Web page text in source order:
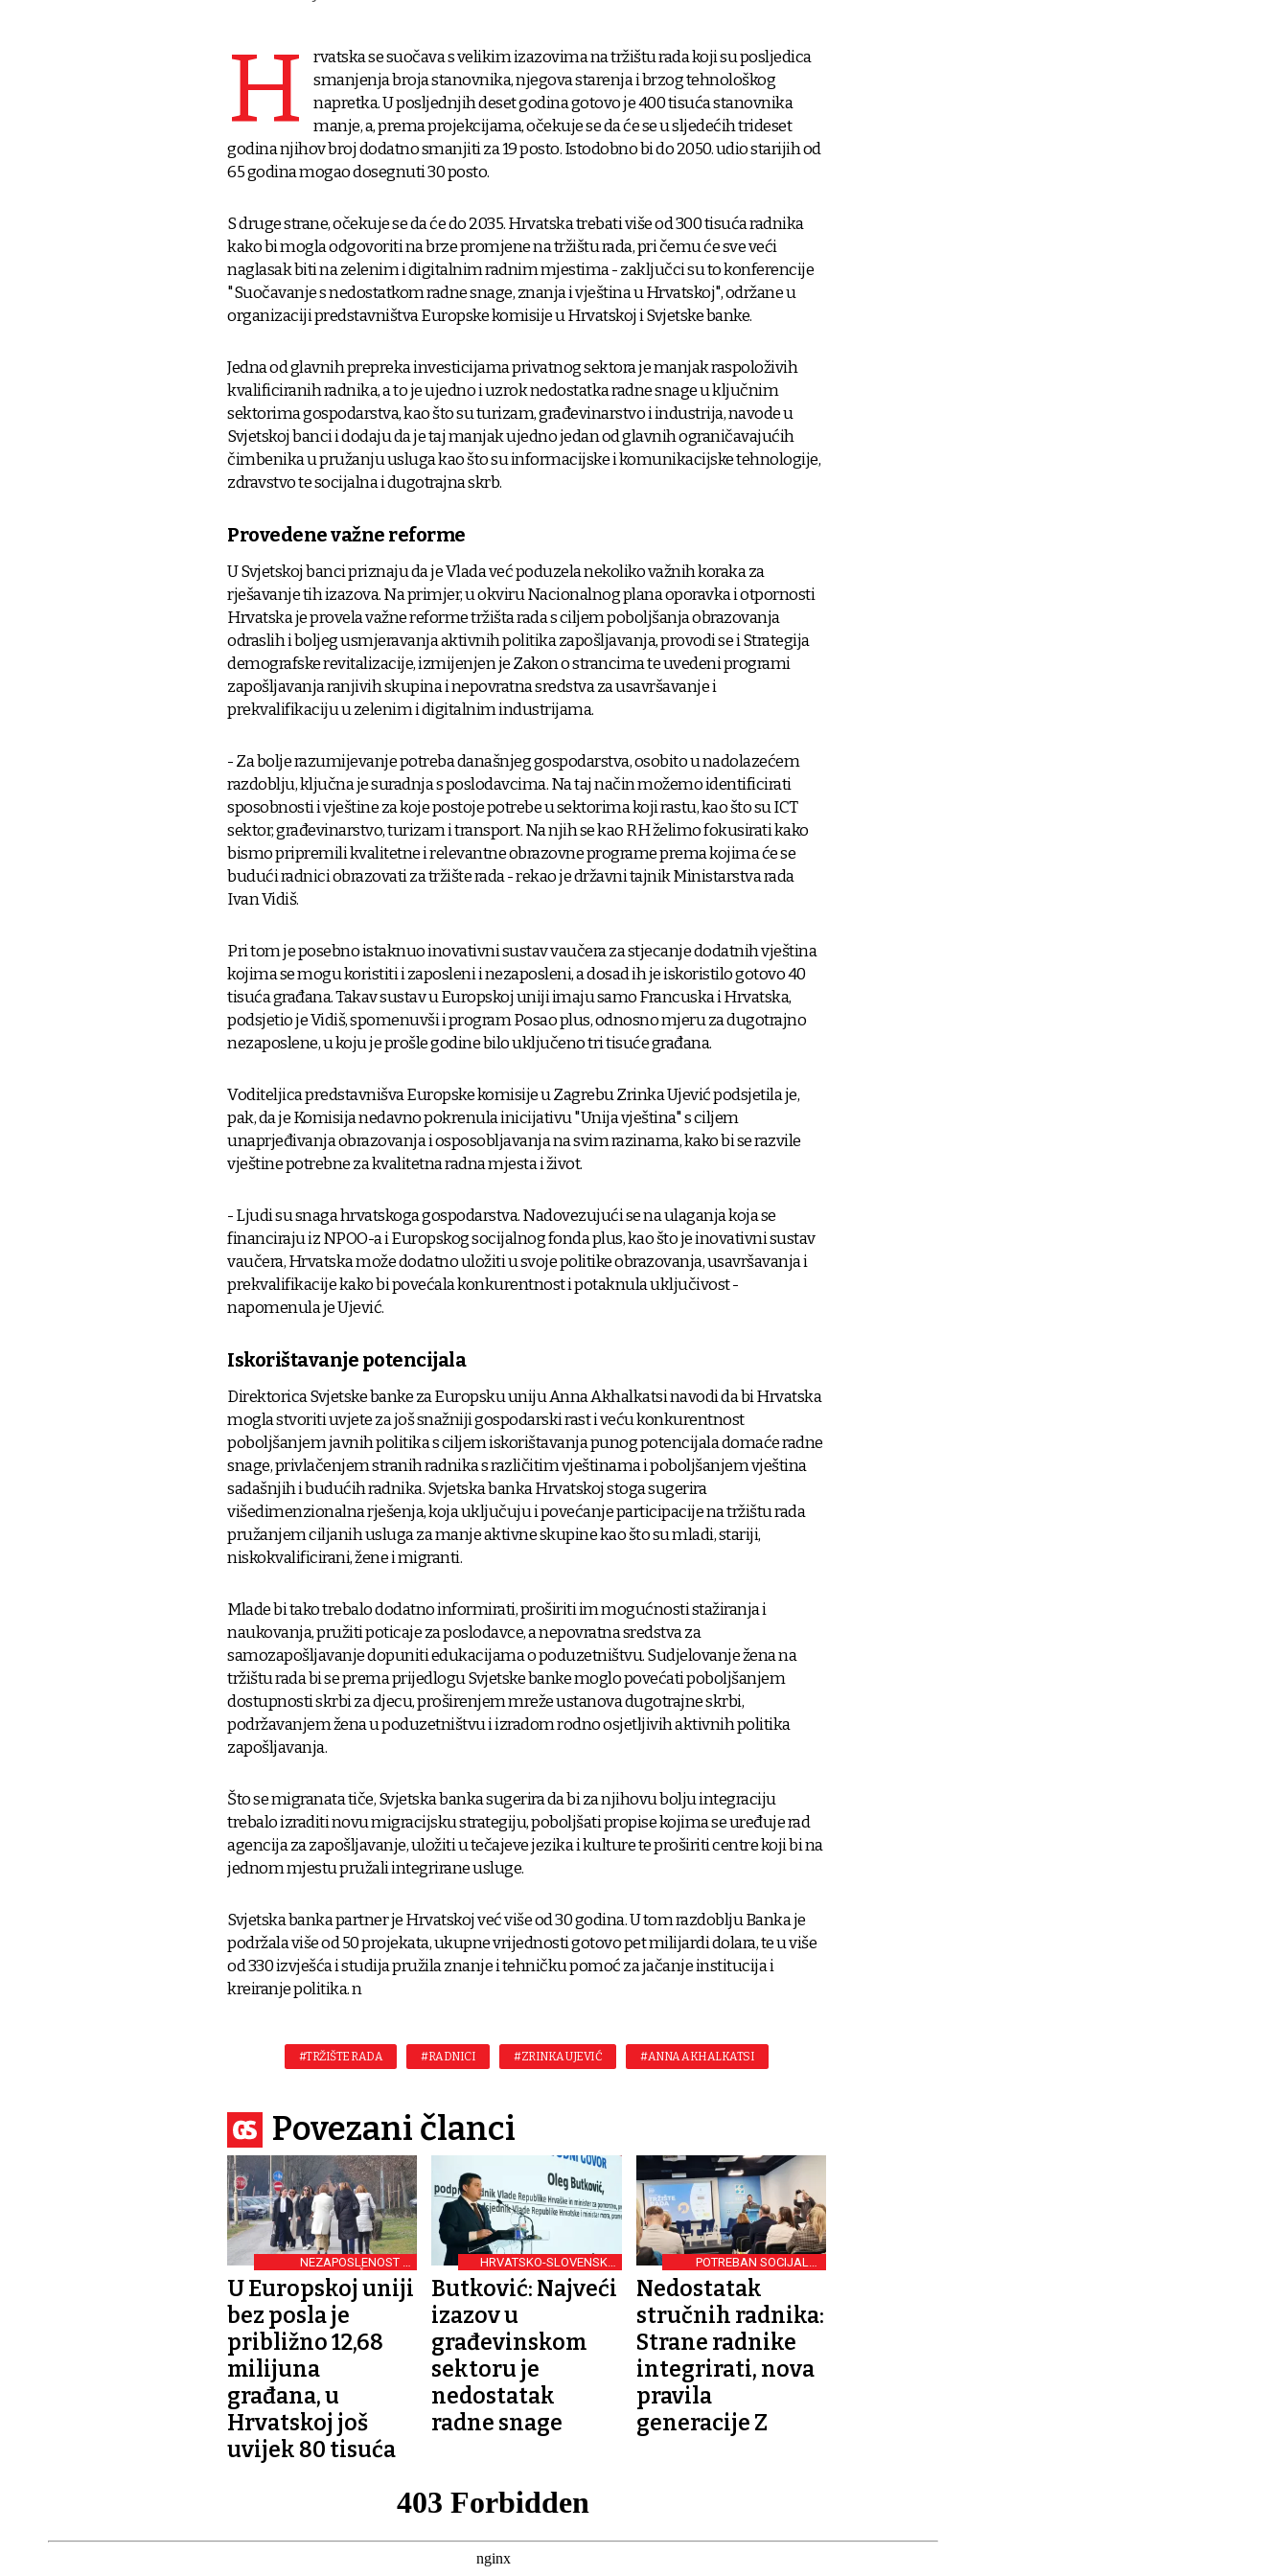
H
rvatska se suočava s velikim izazovima na tržištu rada koji su posljedica
smanjenja broja stanovnika, njegova starenja i brzog tehnološkog
napretka. U posljednjih deset godina gotovo je 400 tisuća stanovnika
manje, a, prema projekcijama, očekuje se da će se u sljedećih trideset
godina njihov broj dodatno smanjiti za 19 posto. Istodobno bi do 2050. udio starijih od
65 godina mogao dosegnuti 30 posto.
S druge strane, očekuje se da će do 2035. Hrvatska trebati više od 300 tisuća radnika
kako bi mogla odgovoriti na brze promjene na tržištu rada, pri čemu će sve veći
naglasak biti na zelenim i digitalnim radnim mjestima - zaključci su to konferencije
"Suočavanje s nedostatkom radne snage, znanja i vještina u Hrvatskoj", održane u
organizaciji predstavništva Europske komisije u Hrvatskoj i Svjetske banke.
Jedna od glavnih prepreka investicijama privatnog sektora je manjak raspoloživih
kvalificiranih radnika, a to je ujedno i uzrok nedostatka radne snage u ključnim
sektorima gospodarstva, kao što su turizam, građevinarstvo i industrija, navode u
Svjetskoj banci i dodaju da je taj manjak ujedno jedan od glavnih ograničavajućih
čimbenika u pružanju usluga kao što su informacijske i komunikacijske tehnologije,
zdravstvo te socijalna i dugotrajna skrb.
Provedene važne reforme
U Svjetskoj banci priznaju da je Vlada već poduzela nekoliko važnih koraka za
rješavanje tih izazova. Na primjer, u okviru Nacionalnog plana oporavka i otpornosti
Hrvatska je provela važne reforme tržišta rada s ciljem poboljšanja obrazovanja
odraslih i boljeg usmjeravanja aktivnih politika zapošljavanja, provodi se i Strategija
demografske revitalizacije, izmijenjen je Zakon o strancima te uvedeni programi
zapošljavanja ranjivih skupina i nepovratna sredstva za usavršavanje i
prekvalifikaciju u zelenim i digitalnim industrijama.
- Za bolje razumijevanje potreba današnjeg gospodarstva, osobito u nadolazećem
razdoblju, ključna je suradnja s poslodavcima. Na taj način možemo identificirati
sposobnosti i vještine za koje postoje potrebe u sektorima koji rastu, kao što su ICT
sektor, građevinarstvo, turizam i transport. Na njih se kao RH želimo fokusirati kako
bismo pripremili kvalitetne i relevantne obrazovne programe prema kojima će se
budući radnici obrazovati za tržište rada - rekao je državni tajnik Ministarstva rada
Ivan Vidiš.
Pri tom je posebno istaknuo inovativni sustav vaučera za stjecanje dodatnih vještina
kojima se mogu koristiti i zaposleni i nezaposleni, a dosad ih je iskoristilo gotovo 40
tisuća građana. Takav sustav u Europskoj uniji imaju samo Francuska i Hrvatska,
podsjetio je Vidiš, spomenuvši i program Posao plus, odnosno mjeru za dugotrajno
nezaposlene, u koju je prošle godine bilo uključeno tri tisuće građana.
Voditeljica predstavnišva Europske komisije u Zagrebu Zrinka Ujević podsjetila je,
pak, da je Komisija nedavno pokrenula inicijativu "Unija vještina" s ciljem
unaprjeđivanja obrazovanja i osposobljavanja na svim razinama, kako bi se razvile
vještine potrebne za kvalitetna radna mjesta i život.
- Ljudi su snaga hrvatskoga gospodarstva. Nadovezujući se na ulaganja koja se
financiraju iz NPOO-a i Europskog socijalnog fonda plus, kao što je inovativni sustav
vaučera, Hrvatska može dodatno uložiti u svoje politike obrazovanja, usavršavanja i
prekvalifikacije kako bi povećala konkurentnost i potaknula uključivost -
napomenula je Ujević.
Iskorištavanje potencijala
Direktorica Svjetske banke za Europsku uniju Anna Akhalkatsi navodi da bi Hrvatska
mogla stvoriti uvjete za još snažniji gospodarski rast i veću konkurentnost
poboljšanjem javnih politika s ciljem iskorištavanja punog potencijala domaće radne
snage, privlačenjem stranih radnika s različitim vještinama i poboljšanjem vještina
sadašnjih i budućih radnika. Svjetska banka Hrvatskoj stoga sugerira
višedimenzionalna rješenja, koja uključuju i povećanje participacije na tržištu rada
pružanjem ciljanih usluga za manje aktivne skupine kao što su mladi, stariji,
niskokvalificirani, žene i migranti.
Mlade bi tako trebalo dodatno informirati, proširiti im mogućnosti stažiranja i
naukovanja, pružiti poticaje za poslodavce, a nepovratna sredstva za
samozapošljavanje dopuniti edukacijama o poduzetništvu. Sudjelovanje žena na
tržištu rada bi se prema prijedlogu Svjetske banke moglo povećati poboljšanjem
dostupnosti skrbi za djecu, proširenjem mreže ustanova dugotrajne skrbi,
podržavanjem žena u poduzetništvu i izradom rodno osjetljivih aktivnih politika
zapošljavanja.
Što se migranata tiče, Svjetska banka sugerira da bi za njihovu bolju integraciju
trebalo izraditi novu migracijsku strategiju, poboljšati propise kojima se uređuje rad
agencija za zapošljavanje, uložiti u tečajeve jezika i kulture te proširiti centre koji bi na
jednom mjestu pružali integrirane usluge.
Svjetska banka partner je Hrvatskoj već više od 30 godina. U tom razdoblju Banka je
podržala više od 50 projekata, ukupne vrijednosti gotovo pet milijardi dolara, te u više
od 330 izvješća i studija pružila znanje i tehničku pomoć za jačanje institucija i
kreiranje politika. n
#TRŽIŠTE RADA #RADNICI #ZRINKA UJEVIĆ #ANNA AKHALKATSI
Povezani članci
NEZAPOSLENOST U
VELJAČI BLAGO
SMANJENA
U Europskoj uniji
bez posla je
približno 12,68
milijuna
građana, u
Hrvatskoj još
uvijek 80 tisuća
HRVATSKO-SLOVENSKA
KONFERENCIJA
Butković: Najveći
izazov u
građevinskom
sektoru je
nedostatak
radne snage
POTREBAN SOCIJALNI
DIJALOG
Nedostatak
stručnih radnika:
Strane radnike
integrirati, nova
pravila
generacije Z